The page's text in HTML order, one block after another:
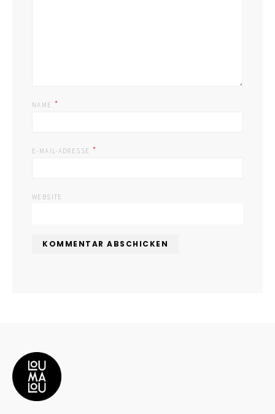
NAME *
E-MAIL-ADRESSE *
WEBSITE